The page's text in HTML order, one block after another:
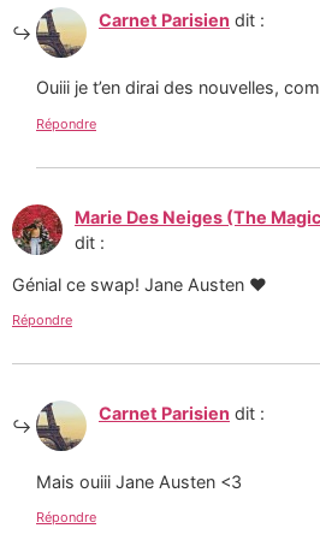
Carnet Parisien dit :
Ouiii je t’en dirai des nouvelles,
Répondre
Marie Des Neiges (The
dit :
Génial ce swap! Jane Austen ♥
Répondre
Carnet Parisien dit :
Mais ouiii Jane Austen <3
Répondre